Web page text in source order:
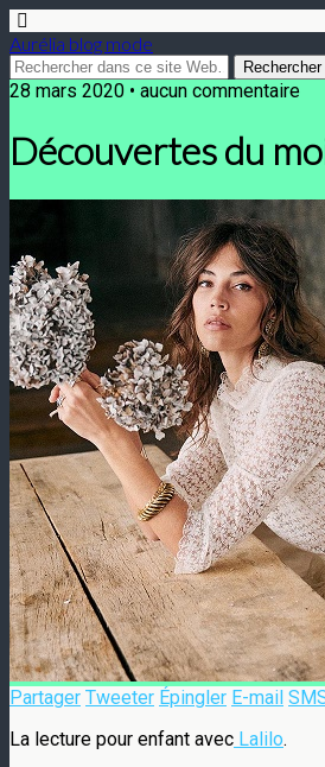
Aurélia blog mode
28 mars 2020 • aucun commentaire
Découvertes du
Partager Tweeter Épingler E-mail
La lecture pour enfant avec Lalilo.